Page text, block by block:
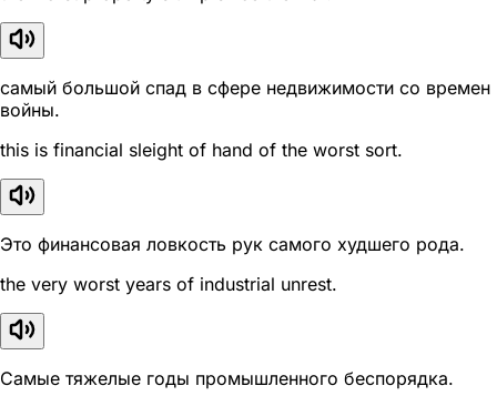
самый большой спад в сфере недвижимости со времен
войны.
this is financial sleight of hand of the worst sort.
Это финансовая ловкость рук самого худшего рода.
the very worst years of industrial unrest.
Самые тяжелые годы промышленного беспорядка.